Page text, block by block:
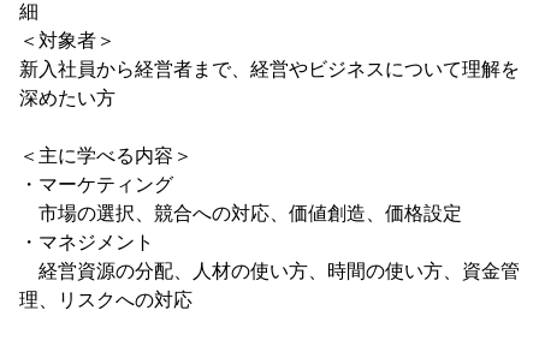
細
＜対象者＞
新入社員から経営者まで、経営やビジネスについて理解を
深めたい方
＜主に学べる内容＞
・マーケティング
市場の選択、競合への対応、価値創造、価格設定
・マネジメント
経営資源の分配、人材の使い方、時間の使い方、資金管
理、リスクへの対応